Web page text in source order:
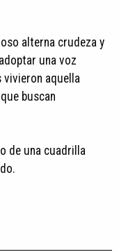
alterna crudeza y
una voz
vivieron aquella
buscan
de una cuadrilla